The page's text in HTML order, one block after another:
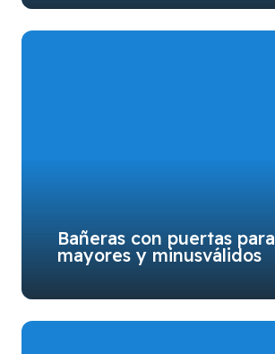
Bañeras con puertas para
mayores y minusválidos